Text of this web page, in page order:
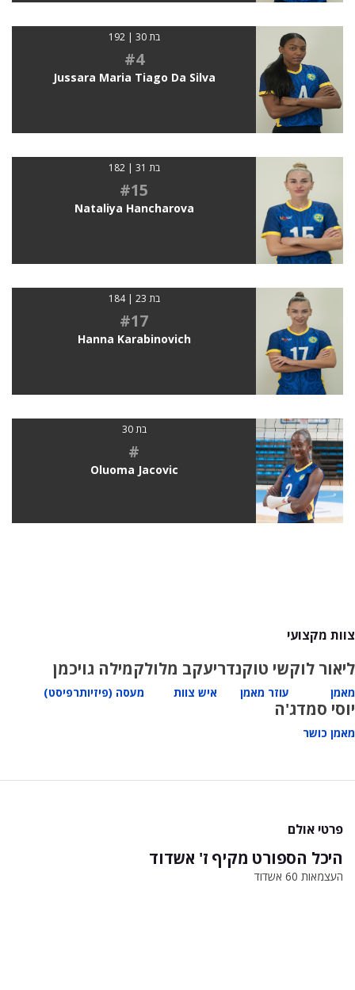
בת 30 | 192
#4
Jussara Maria Tiago Da Silva
בת 31 | 182
#15
Nataliya Hancharova
בת 23 | 184
#17
Hanna Karabinovich
בת 30
#
Oluoma Jacovic
צוות מקצועי
ליאור לוק
מאמן
שי טוקנדר
עוזר מאמן
יעקב מלול
איש צוות
קמילה גויכמן
מעסה (פיזיותרפיסט)
יוסי סמדג'ה
מאמן כושר
פרטי אולם
היכל הספורט מקיף ז' אשדוד
העצמאות 60 אשדוד